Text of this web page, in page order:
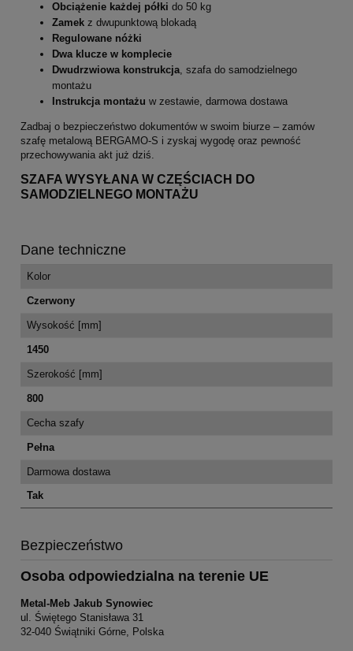
Obciążenie każdej półki do 50 kg
Zamek z dwupunktową blokadą
Regulowane nóżki
Dwa klucze w komplecie
Dwudrzwiowa konstrukcja, szafa do samodzielnego
montażu
Instrukcja montażu w zestawie, darmowa dostawa
Zadbaj o bezpieczeństwo dokumentów w swoim biurze – zamów
szafę metalową BERGAMO-S i zyskaj wygodę oraz pewność
przechowywania akt już dziś.
SZAFA WYSYŁANA W CZĘŚCIACH DO
SAMODZIELNEGO MONTAŻU
Dane techniczne
Kolor
Czerwony
Wysokość [mm]
1450
Szerokość [mm]
800
Cecha szafy
Pełna
Darmowa dostawa
Tak
Bezpieczeństwo
Osoba odpowiedzialna na terenie UE
Metal-Meb Jakub Synowiec
ul. Świętego Stanisława 31
32-040 Świątniki Górne, Polska